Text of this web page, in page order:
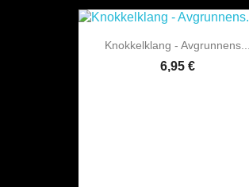
Knokkelklang - Avgrunnens...
6,95 €